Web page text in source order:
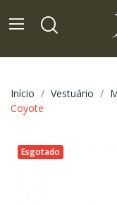
Início Vestuário
Coyote
Esgotado